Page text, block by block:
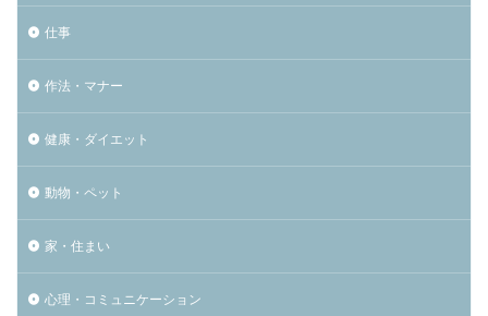
仕事
作法・マナー
健康・ダイエット
動物・ペット
家・住まい
心理・コミュニケーション